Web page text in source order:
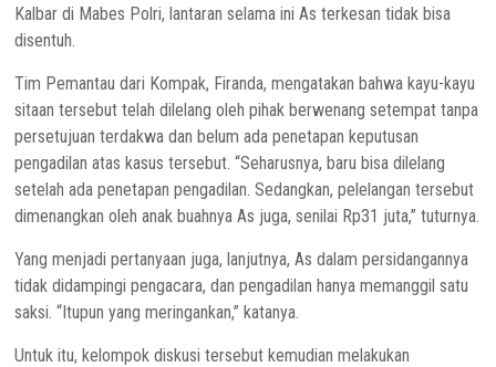
Kalbar di Mabes Polri, lantaran selama ini As terkesan tidak bisa
disentuh.
Tim Pemantau dari Kompak, Firanda, mengatakan bahwa kayu-kayu
sitaan tersebut telah dilelang oleh pihak berwenang setempat tanpa
persetujuan terdakwa dan belum ada penetapan keputusan
pengadilan atas kasus tersebut. “Seharusnya, baru bisa dilelang
setelah ada penetapan pengadilan. Sedangkan, pelelangan tersebut
dimenangkan oleh anak buahnya As juga, senilai Rp31 juta,” tuturnya.
Yang menjadi pertanyaan juga, lanjutnya, As dalam persidangannya
tidak didampingi pengacara, dan pengadilan hanya memanggil satu
saksi. “Itupun yang meringankan,” katanya.
Untuk itu, kelompok diskusi tersebut kemudian melakukan